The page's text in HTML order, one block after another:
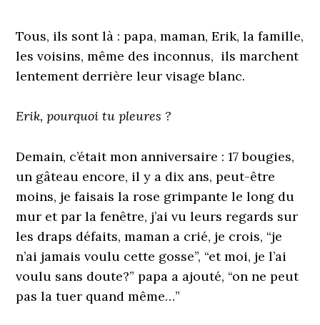
Tous, ils sont là : papa, maman, Erik, la famille,
les voisins, même des inconnus, ils marchent
lentement derrière leur visage blanc.
Erik, pourquoi tu pleures ?
Demain, c’était mon anniversaire : 17 bougies,
un gâteau encore, il y a dix ans, peut-être
moins, je faisais la rose grimpante le long du
mur et par la fenêtre, j’ai vu leurs regards sur
les draps défaits, maman a crié, je crois, “je
n’ai jamais voulu cette gosse”, “et moi, je l’ai
voulu sans doute?” papa a ajouté, “on ne peut
pas la tuer quand même…”